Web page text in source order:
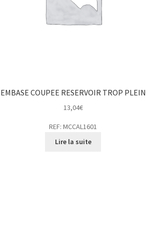
EMBASE COUPEE RESERVOIR TROP PLEIN
13,04€
REF: MCCAL1601
Lire la suite